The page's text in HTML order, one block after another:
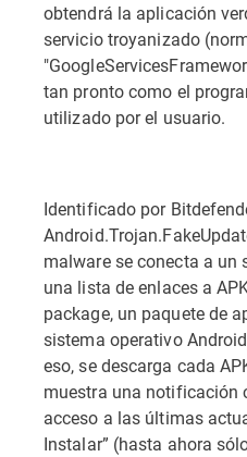
obtendrá la aplicación
servicio troyanizado
tan pronto como el
utilizado por el usuario.
Identificado por
malware se conecta a un
una lista de enlaces a
package, un paquete de
sistema operativo
eso, se descarga cada
muestra una notificación
acceso a las últimas
Instalar” (hasta ahora